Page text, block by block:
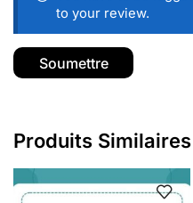
to your review.
Produits Similaires